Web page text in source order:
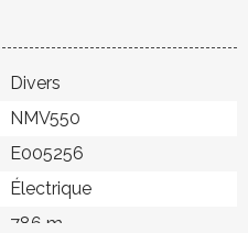
Divers
NMV550
E005256
Électrique
786 m